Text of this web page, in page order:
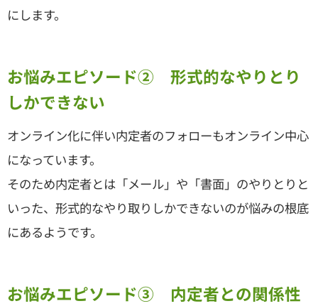
にします。
お悩みエピソード② 形式的なやりとり
しかできない
オンライン化に伴い内定者のフォローもオンライン中心
になっています。
そのため内定者とは「メール」や「書面」のやりとりと
いった、形式的なやり取りしかできないのが悩みの根底
にあるようです。
お悩みエピソード③ 内定者との関係性